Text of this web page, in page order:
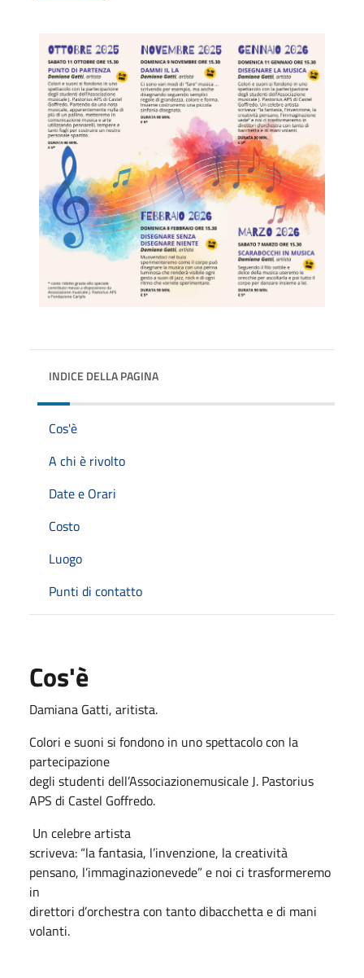
INDICE DELLA PAGINA
Cos'è
A chi è rivolto
Date e Orari
Costo
Luogo
Punti di contatto
Cos'è
Damiana Gatti, aritista.
Colori e suoni si fondono in uno spettacolo con la
partecipazione
degli studenti dell’Associazionemusicale J. Pastorius
APS di Castel Goffredo.
Un celebre artista
scriveva: “la fantasia, l’invenzione, la creatività
pensano, l’immaginazionevede” e noi ci trasformeremo
in
direttori d’orchestra con tanto dibacchetta e di mani
volanti.